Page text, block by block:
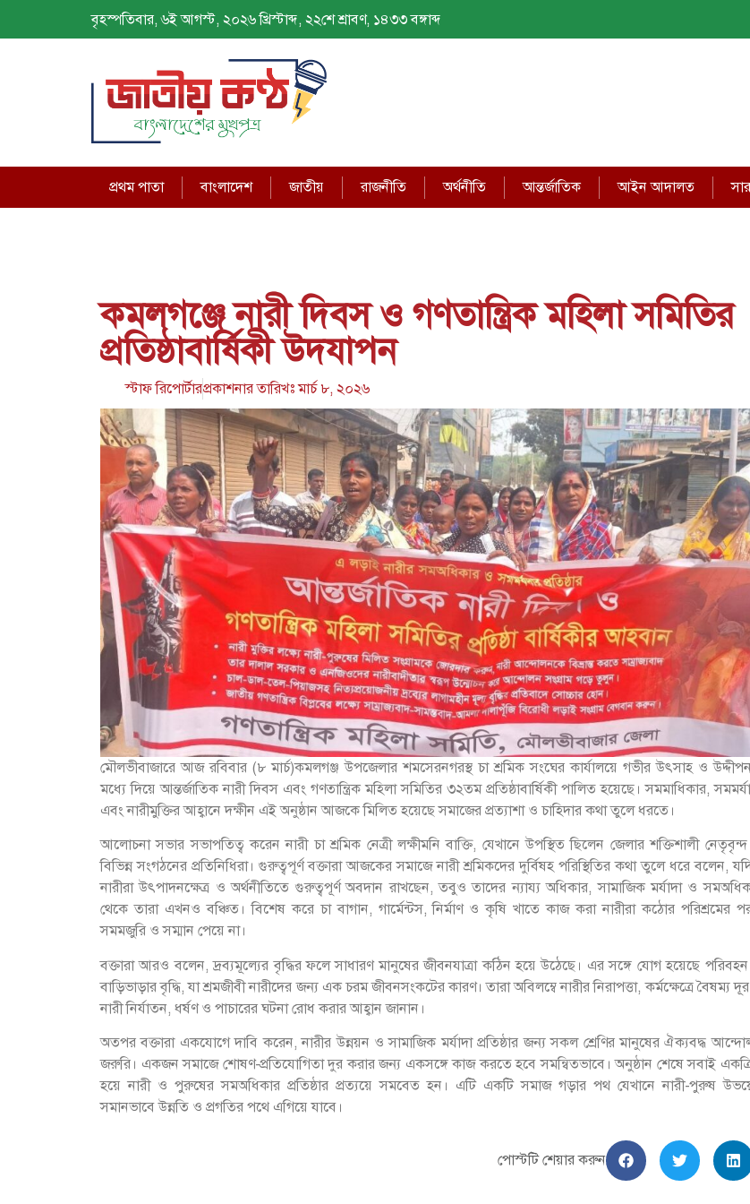
বৃহস্পতিবার, ৬ই আগস্ট, ২০২৬ খ্রিস্টাব্দ, ২২শে শ্রাবণ, ১৪৩৩ বঙ্গাব্দ
প্রথম পাতা বাংলাদেশ জাতীয় রাজনীতি অর্থনীতি আন্তর্জাতিক আইন আদালত
কমলগঞ্জে নারী দিবস ও গণতান্ত্রিক মহিলা সমিতির
প্রতিষ্ঠাবার্ষিকী উদযাপন
স্টাফ রিপোর্টারপ্রকাশনার তারিখঃমার্চ ৮, ২০২৬
মৌলভীবাজারে আজ রবিবার (৮ মার্চ)কমলগঞ্জ উপজেলার শমসেরনগরস্থ চা শ্রমিক সংঘের কার্যালয়ে গভীর উৎসাহ ও
মধ্যে দিয়ে আন্তর্জাতিক নারী দিবস এবং গণতান্ত্রিক মহিলা সমিতির ৩২তম প্রতিষ্ঠাবার্ষিকী পালিত হয়েছে। সমমাধিকার,
এবং নারীমুক্তির আহ্বানে দক্ষীন এই অনুষ্ঠান আজকে মিলিত হয়েছে সমাজের প্রত্যাশা ও চাহিদার কথা তুলে ধরতে।
আলোচনা সভার সভাপতিত্ব করেন নারী চা শ্রমিক নেত্রী লক্ষীমনি বাক্তি, যেখানে উপস্থিত ছিলেন জেলার শক্তিশালী
বিভিন্ন সংগঠনের প্রতিনিধিরা। গুরুত্বপূর্ণ বক্তারা আজকের সমাজে নারী শ্রমিকদের দুর্বিষহ পরিস্থিতির কথা তুলে ধরে বলেন,
নারীরা উৎপাদনক্ষেত্র ও অর্থনীতিতে গুরুত্বপূর্ণ অবদান রাখছেন, তবুও তাদের ন্যায্য অধিকার, সামাজিক মর্যাদা ও
থেকে তারা এখনও বঞ্চিত। বিশেষ করে চা বাগান, গার্মেন্টস, নির্মাণ ও কৃষি খাতে কাজ করা নারীরা কঠোর পরিশ্রমের
সমমজুরি ও সম্মান পেয়ে না।
বক্তারা আরও বলেন, দ্রব্যমূল্যের বৃদ্ধির ফলে সাধারণ মানুষের জীবনযাত্রা কঠিন হয়ে উঠেছে। এর সঙ্গে যোগ হয়েছে
বাড়িভাড়ার বৃদ্ধি, যা শ্রমজীবী নারীদের জন্য এক চরম জীবনসংকটের কারণ। তারা অবিলম্বে নারীর নিরাপত্তা, কর্মক্ষেত্রে বৈষম্য
নারী নির্যাতন, ধর্ষণ ও পাচারের ঘটনা রোধ করার আহ্বান জানান।
অতপর বক্তারা একযোগে দাবি করেন, নারীর উন্নয়ন ও সামাজিক মর্যাদা প্রতিষ্ঠার জন্য সকল শ্রেণির মানুষের ঐক্যবদ্ধ
জরুরি। একজন সমাজে শোষণ-প্রতিযোগিতা দুর করার জন্য একসঙ্গে কাজ করতে হবে সমন্বিতভাবে। অনুষ্ঠান শেষে সবাই
হয়ে নারী ও পুরুষের সমঅধিকার প্রতিষ্ঠার প্রত্যয়ে সমবেত হন। এটি একটি সমাজ গড়ার পথ যেখানে নারী-পুরুষ
সমানভাবে উন্নতি ও প্রগতির পথে এগিয়ে যাবে।
পোস্টটি শেয়ার করুন